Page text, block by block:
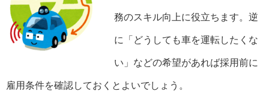
務のスキル向上に役立ちます。逆
に「どうしても車を運転したくな
い」などの希望があれば採用前に
雇用条件を確認しておくとよいでしょう。